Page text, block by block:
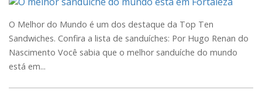
O Melhor do Mundo é um dos destaque da Top Ten
Sandwiches. Confira a lista de sanduíches: Por Hugo Renan do
Nascimento Você sabia que o melhor sanduíche do mundo
está em...